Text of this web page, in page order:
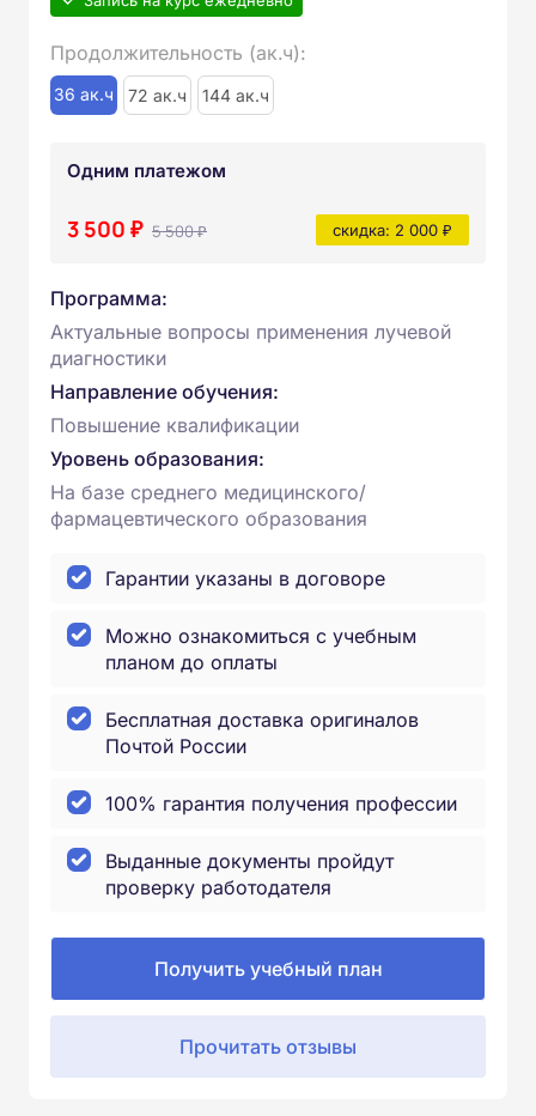
Продолжительность (ак.ч):
36 ак.ч 72 ак.ч 144 ак.ч
Одним платежом
3 500 ₽ 5 500 ₽ скидка: 2 000 ₽
Программа:
Актуальные вопросы применения лучевой
диагностики
Направление обучения:
Повышение квалификации
Уровень образования:
На базе среднего медицинского/
фармацевтического образования
Гарантии указаны в договоре
Можно ознакомиться с учебным
планом до оплаты
Бесплатная доставка оригиналов
Почтой России
100% гарантия получения профессии
Выданные документы пройдут
проверку работодателя
Получить учебный план
Прочитать отзывы